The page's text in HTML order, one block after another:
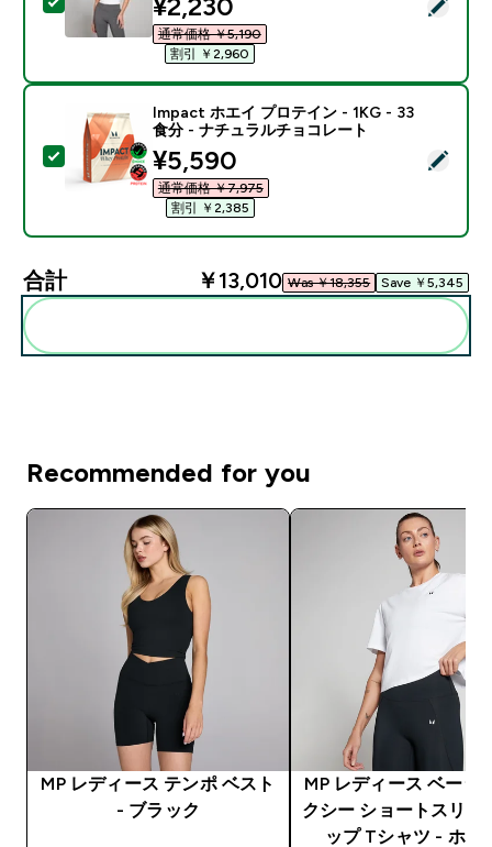
通常価格 ￥5,190‎
割引 ￥2,960‎
この商品を選択 - Impact ホエイ プロテイン - 1KG -
Impact ホエイ プロテイン - 1KG - 33
食分 - ナチュラルチョコレート
discounted price
¥5,590‎
通常価格 ￥7,975‎
割引 ￥2,385‎
合計 ￥13,010‎ Was ￥18,355‎ Save ￥5,345‎
Recommended for you
MP レディース テンポ ベスト
- ブラック
MP レディース ベーシ
クシー ショートスリー
ップ Tシャツ - ホワ